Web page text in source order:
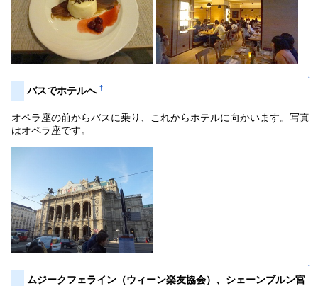
↑
バスでホテルへ†
オペラ座の前からバスに乗り、これからホテルに向かいます。写真
はオペラ座です。
↑
ムジークフェライン（ウィーン楽友協会）、シェーンブルン宮